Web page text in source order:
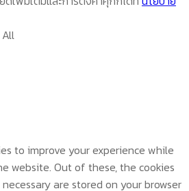
to improve your experience while
website. Out of these, the cookies
are stored on your browser